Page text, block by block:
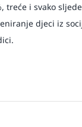
treće i svako
djeci iz